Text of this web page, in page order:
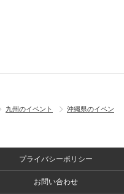
九州のイベント
沖縄県のイベン
プライバシーポリシー
お問い合わせ